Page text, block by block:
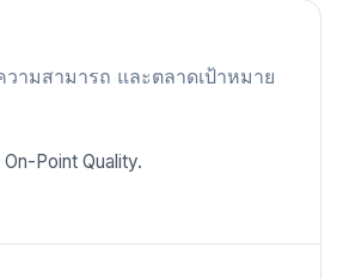
วามสามารถ และตลาดเป้าหมาย
Point Quality.